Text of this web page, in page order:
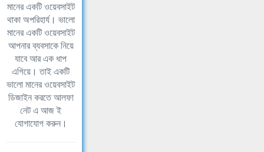
মানের একটি ওয়েবসাইট
থাকা অপরিহার্য। ভালো
মানের একটি ওয়েবসাইট
আপনার ব্যবসাকে নিয়ে
যাবে আর এক ধাপ
এগিয়ে। তাই একটি
ভালো মানের ওয়েবসাইট
ডিজাইন করতে আলফা
নেট এ আজ ই
যোগাযোগ করুন।